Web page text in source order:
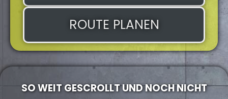
ROUTE PLANEN
SO WEIT GESCROLLT UND NOCH NICHT